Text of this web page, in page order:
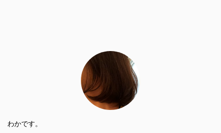
わかです。